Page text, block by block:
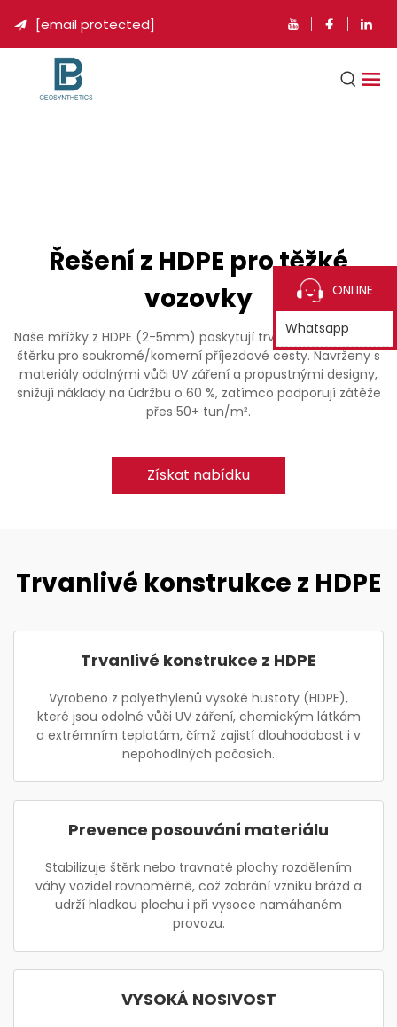
 [email protected]
Řešení z HDPE pro těžké
vozovky
Naše mřížky z HDPE (2-5mm) poskytují trvanlivou stabilizaci
štěrku pro soukromé/komerní příjezdové cesty. Navrženy s
materiály odolnými vůči UV záření a propustnými designy,
snižují náklady na údržbu o 60 %, zatímco podporují zátěže
přes 50+ tun/m².
Získat nabídku
Trvanlivé konstrukce z HDPE
Trvanlivé konstrukce z HDPE
Vyrobeno z polyethylenů vysoké hustoty (HDPE),
které jsou odolné vůči UV záření, chemickým látkám
a extrémním teplotám, čímž zajistí dlouhodobost i v
nepohodlných počasích.
Prevence posouvání materiálu
Stabilizuje štěrk nebo travnaté plochy rozdělením
váhy vozidel rovnoměrně, což zabrání vzniku brázd a
udrží hladkou plochu i při vysoce namáhaném
provozu.
VYSOKÁ NOSIVOST
ONLINE
Whatsapp